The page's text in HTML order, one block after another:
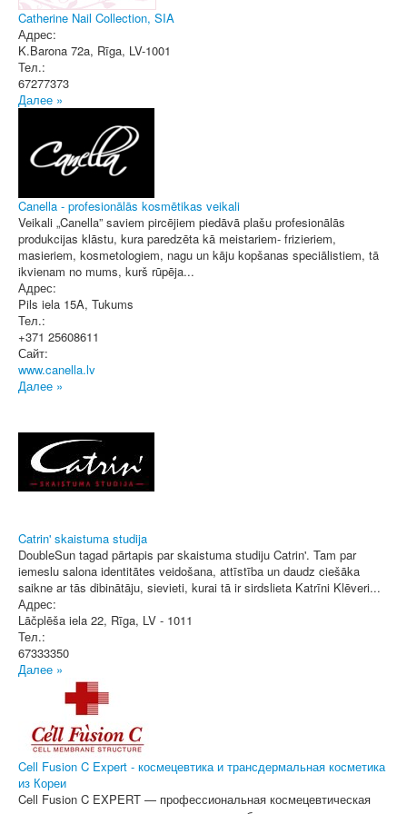
Catherine Nail Collection, SIA
Адрес:
K.Barona 72a, Rīga, LV-1001
Тел.:
67277373
Далее »
Canella - profesionālās kosmētikas veikali
Veikali „Canella” saviem pircējiem piedāvā plašu profesionālās
produkcijas klāstu, kura paredzēta kā meistariem- frizieriem,
masieriem, kosmetologiem, nagu un kāju kopšanas speciālistiem, tā
ikvienam no mums, kurš rūpēja...
Адрес:
Pils iela 15A, Tukums
Тел.:
+371 25608611
Сайт:
www.canella.lv
Далее »
Catrin' skaistuma studija
DoubleSun tagad pārtapis par skaistuma studiju Catrin'. Tam par
iemeslu salona identitātes veidošana, attīstība un daudz ciešāka
saikne ar tās dibinātāju, sievieti, kurai tā ir sirdslieta Katrīni Klēveri...
Адрес:
Lāčplēša iela 22, Rīga, LV - 1011
Тел.:
67333350
Далее »
Cell Fusion C Expert - космецевтика и трансдермальная косметика
из Кореи
Cell Fusion C EXPERT — профессиональная космецевтическая